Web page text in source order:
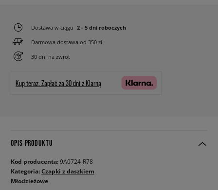
Dostawa w ciągu 2 - 5 dni roboczych
Darmowa dostawa od 350 zł
30 dni na zwrot
Kup teraz. Zapłać za 30 dni z Klarną
OPIS PRODUKTU
Kod producenta:9A0724-R78
Kategoria:Czapki z daszkiem
Młodzieżowe